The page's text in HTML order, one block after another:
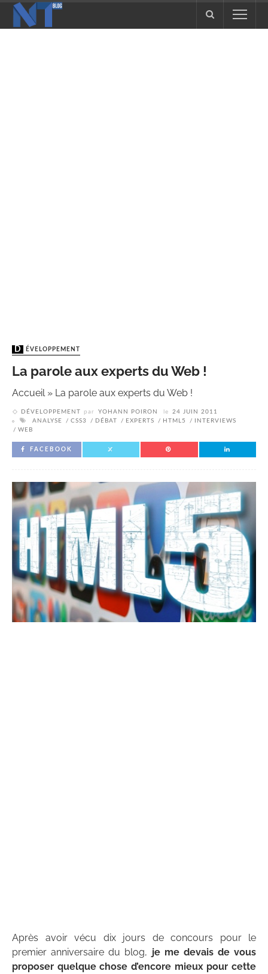
DÉVELOPPEMENT
La parole aux experts du Web !
Accueil» La parole aux experts du Web !
DÉVELOPPEMENT par YOHANN POIRON le
24 JUIN 2011
ANALYSE
CSS3 DÉBAT EXPERTS HTML5
INTERVIEWS
WEB
FACEBOOK
Après avoir vécu dix jours de concours pour le
premier anniversaire du blog, je me devais de vous
proposer quelque chose d’encore mieux pour cette